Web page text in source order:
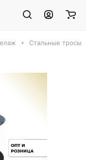
Стальные тросы